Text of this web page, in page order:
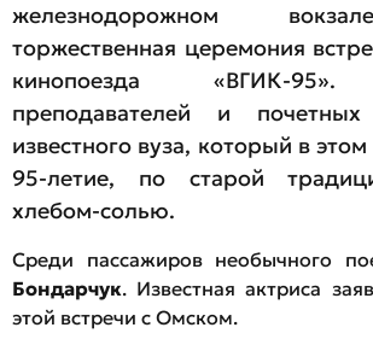
железнодорожном
торжественная церемония
кинопоезда «ВГИК-95».
преподавателей и почетных
известного вуза, который в
95-летие, по старой
хлебом-солью.
Среди пассажиров необычного
Бондарчук. Известная актриса
этой встречи с Омском.